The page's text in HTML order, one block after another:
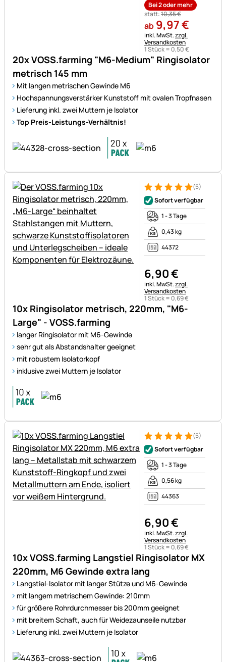
20x VOSS.farming "M6-Medium" Ringisolator
metrisch 145 mm
Mit langen metrischen Gewinde M6
Hochspannungsverstärker Kunststoff mit ovalen Tropfnasen
Lieferung inkl. zwei Muttern je Isolator
Top Preis-Leistungs-Verhältnis!
Bei 2 oder mehr
statt:10,35€
ab 9,97€
Steuerhinweis:
inkl. MwSt.zzgl.
Versandkosten
1 Stück = 0,50€
10x Ringisolator metrisch, 220mm, "M6-
Large" - VOSS.farming
langer Ringisolator mit M6-Gewinde
sehr gut als Abstandshalter geeignet
mit robustem Isolatorkopf
inklusive zwei Muttern je Isolator
Bewertung: 5 von 5 (5
5 Bewertungen
(5)
Sofort verfügbar
1 - 3 Tage
0,43 kg
44372
6,90€
Steuerhinweis:
inkl. MwSt.zzgl.
Versandkosten
1 Stück = 0,69€
10x VOSS.farming Langstiel Ringisolator MX
220mm, M6 Gewinde extra lang
Langstiel-Isolator mit langer Stütze und M6-Gewinde
mit langem metrischem Gewinde: 210mm
für größere Rohrdurchmesser bis 200mm geeignet
mit breitem Schaft, auch für Weidezaunseile nutzbar
Lieferung inkl. zwei Muttern je Isolator
Bewertung: 5 von 5 (5
5 Bewertungen
(5)
Sofort verfügbar
1 - 3 Tage
0,56 kg
44363
6,90€
Steuerhinweis:
inkl. MwSt.zzgl.
Versandkosten
1 Stück = 0,69€